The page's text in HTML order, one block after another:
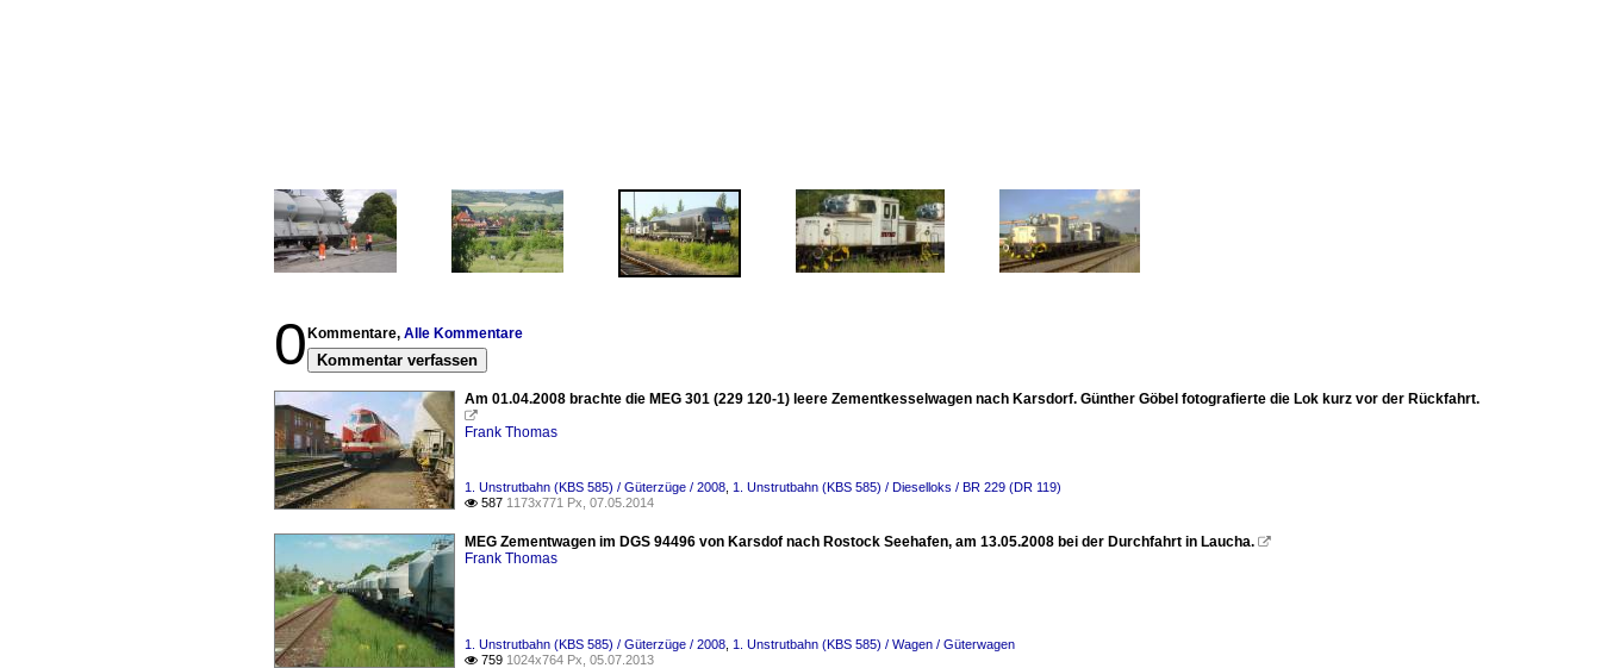
0 Kommentare, Alle Kommentare
Kommentar verfassen
Am 01.04.2008 brachte die MEG 301 (229 120-1) leere Zementkesselwagen nach Karsdorf. Günther Göbel fotografierte die Lok kurz vor der Rückfahrt.

Frank Thomas
1. Unstrutbahn (KBS 585) / Güterzüge / 2008 1. Unstrutbahn (KBS 585) / Dieselloks / BR 229 (DR 119)
 587 1173x771 Px, 07.05.2014
MEG Zementwagen im DGS 94496 von Karsdof nach Rostock Seehafen, am 13.05.2008 bei der Durchfahrt in Laucha. 
Frank Thomas
1. Unstrutbahn (KBS 585) / Güterzüge / 2008 1. Unstrutbahn (KBS 585) / Wagen / Güterwagen
 759 1024x764 Px, 05.07.2013